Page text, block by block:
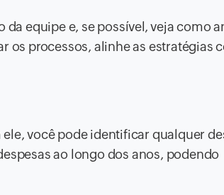
equipe e, se possível, veja como
os processos, alinhe as estratégias
você pode identificar qualquer
ao longo dos anos, podendo